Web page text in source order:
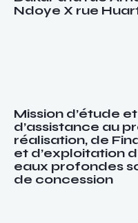
Ndoye X rue
Mission d’étude et
d’assistance au
réalisation, de
et d’exploitation
eaux profondes
de concession